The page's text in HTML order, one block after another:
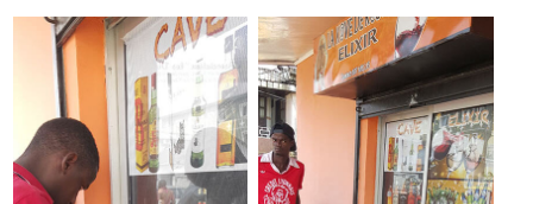
Installation d'un système de vidéo
surveillance à Makepe Dla-CMR.